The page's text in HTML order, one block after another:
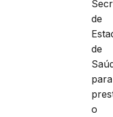
de
de
para
o